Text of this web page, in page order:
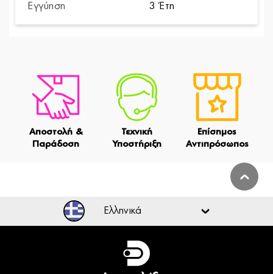
Εγγύηση 3 Έτη
Αποστολή &
Παράδοση
Τεχνική
Υποστήριξη
Επίσημος
Αντιπρόσωπος
Ελληνικά
Ελληνικά
English